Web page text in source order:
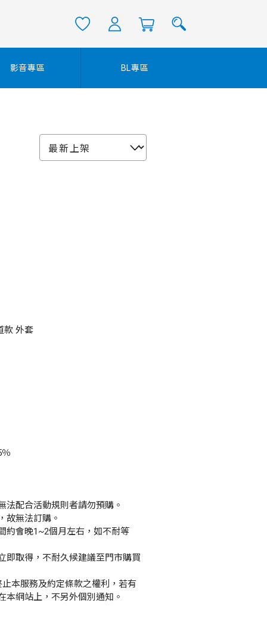
影音專區 BL專區
款 外套
配合活動規則者請勿預購。
故無法訂購。
約會晚1~2個月左右，如不耐等
即取得，不耐久候建議至門市購買
本服務及約定條款之權利，若有
本網站上，不另外個別通知。